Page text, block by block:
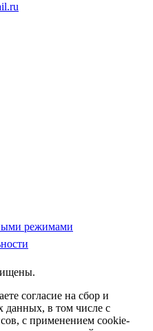
режимами
согласие на сбор и
данных, в том числе с
с применением cookie-